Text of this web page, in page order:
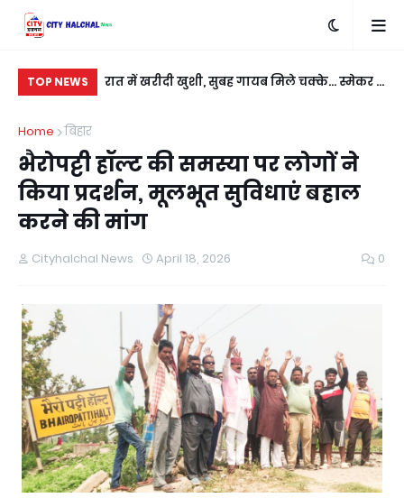
TOP NEWS
बदला लेने के लिए
रात में खरीदी खुशी, सुबह गायब मिले चक्के... स्मेकर ने
Home
बिहार
भैरोपट्टी हॉल्ट की समस्या पर लोगों ने
किया प्रदर्शन, मूलभूत सुविधाएं बहाल
करने की मांग
Cityhalchal News April 18, 2026 0